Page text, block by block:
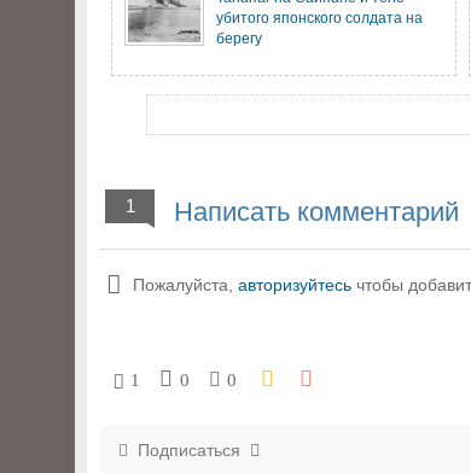
убитого японского солдата на
берегу
1 Написать комментарий
Пожалуйста, авторизуйтесь чтобы
1 0 0
Подписаться